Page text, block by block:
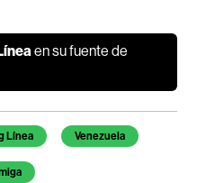
en su fuente de
Línea Venezuela